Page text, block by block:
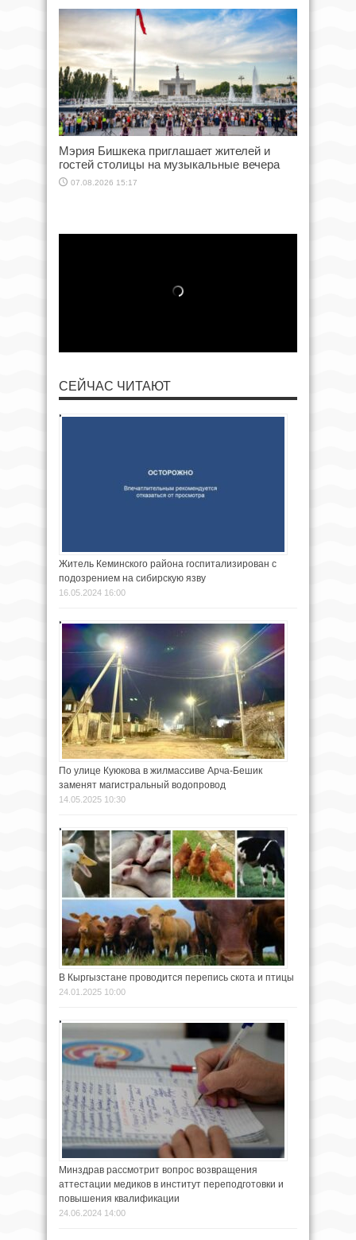
Мэрия Бишкека приглашает жителей и
гостей столицы на музыкальные вечера
07.08.2026 15:17
СЕЙЧАС ЧИТАЮТ
Житель Кеминского района госпитализирован с
подозрением на сибирскую язву
16.05.2024 16:00
По улице Куюкова в жилмассиве Арча-Бешик
заменят магистральный водопровод
14.05.2025 10:30
В Кыргызстане проводится перепись скота и птицы
24.01.2025 10:00
Минздрав рассмотрит вопрос возвращения
аттестации медиков в институт переподготовки и
повышения квалификации
24.06.2024 14:00